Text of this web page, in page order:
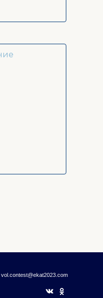
vol.contest@ekat2023.com